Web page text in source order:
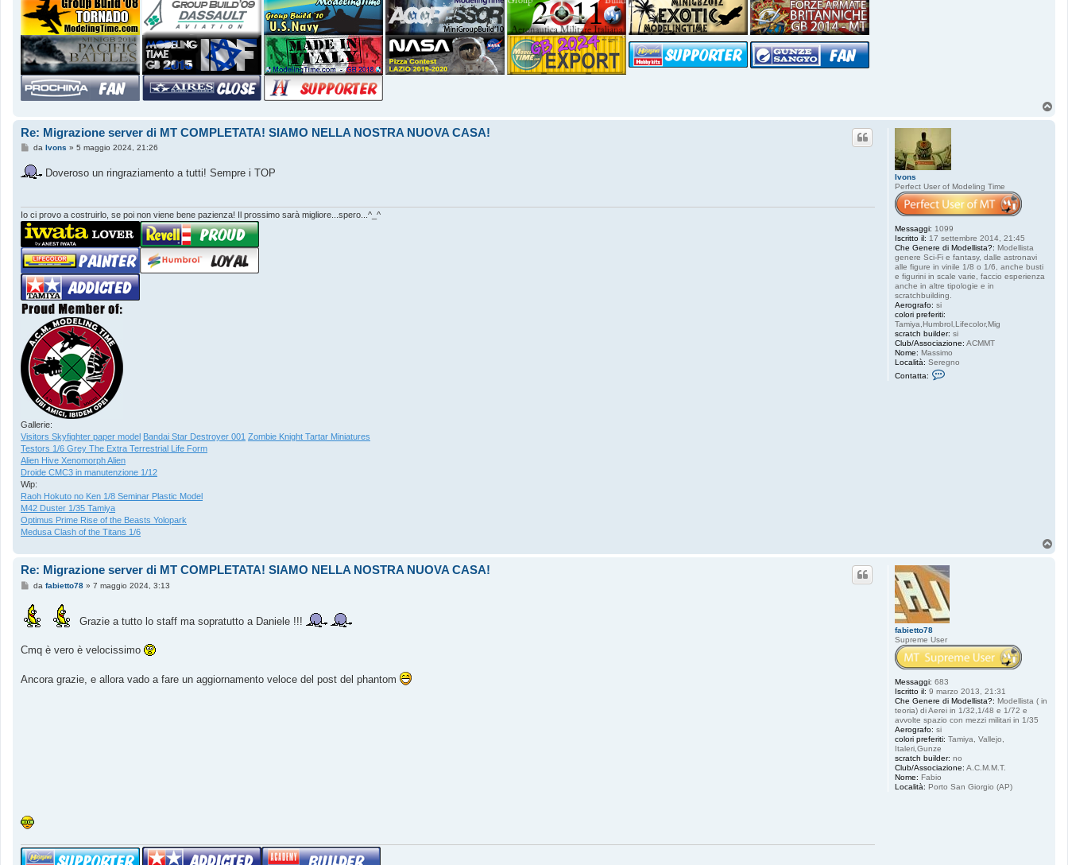
Ivons
Perfect User of Modeling Time
Messaggi: 1099
Iscritto il: 17 settembre 2014, 21:45
Che Genere di Modellista?: Modellista
genere Sci-Fi e fantasy, dalle astronavi
alle figure in vinile 1/8 o 1/6, anche busti
e figurini in scale varie, faccio esperienza
anche in altre tipologie e in
scratchbuilding.
Aerografo: si
colori preferiti:
Tamiya,Humbrol,Lifecolor,Mig
scratch builder: si
Club/Associazione: ACMMT
Nome: Massimo
Località: Seregno
Contatta:
Re: Migrazione server di MT COMPLETATA! SIAMO NELLA NOSTRA NUOVA CASA!
M
s
s
i
o
da Ivons » 5 maggio 2024, 21:26
Doveroso un ringraziamento a tutti! Sempre i TOP
Io ci provo a costruirlo, se poi non viene bene pazienza! Il prossimo sarà migliore...spero...^_^
Gallerie:
Visitors Skyfighter paper model Bandai Star Destroyer 001 Zombie Knight Tartar Miniatures
Testors 1/6 Grey The Extra Terrestrial Life Form
Alien Hive Xenomorph Alien
Droide CMC3 in manutenzione 1/12
Wip:
Raoh Hokuto no Ken 1/8 Seminar Plastic Model
M42 Duster 1/35 Tamiya
Optimus Prime Rise of the Beasts Yolopark
Medusa Clash of the Titans 1/6
fabietto78
Supreme User
Messaggi: 683
Iscritto il: 9 marzo 2013, 21:31
Che Genere di Modellista?: Modellista ( in
teoria) di Aerei in 1/32,1/48 e 1/72 e
avvolte spazio con mezzi militari in 1/35
Aerografo: si
colori preferiti: Tamiya, Vallejo,
Italeri,Gunze
scratch builder: no
Club/Associazione: A.C.M.M.T.
Nome: Fabio
Località: Porto San Giorgio (AP)
Re: Migrazione server di MT COMPLETATA! SIAMO NELLA NOSTRA NUOVA CASA!
M
s
s
a
i
da fabietto78» 7 maggio 2024, 3:13
Grazie a tutto lo staff ma sopratutto a Daniele !!!
Cmq è vero è velocissimo
Ancora grazie, e allora vado a fare un aggiornamento veloce del post del phantom